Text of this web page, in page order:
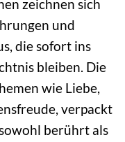
zeichnen sich
und
die sofort ins
bleiben. Die
wie Liebe,
verpackt
berührt als